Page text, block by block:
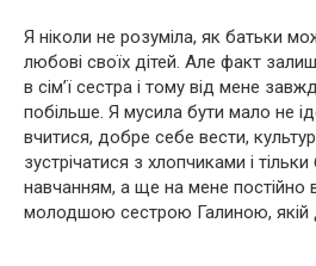
Я ніколи не розуміла, як батьки
любові своїх дітей. Але факт
в сім’ї сестра і тому від мене
побільше. Я мусила бути мало не
вчитися, добре себе вести,
зустрічатися з хлопчиками і
навчанням, а ще на мене постійно
молодшою ​​сестрою Галиною, якій